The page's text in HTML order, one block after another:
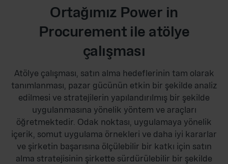
Ortağımız Power in
Procurement ile atölye
çalışması
Atölye çalışması, satın alma hedeflerinin tam olarak
tanımlanması, pazar gücünün etkin bir şekilde analiz
edilmesi ve stratejilerin yapılandırılmış bir şekilde
uygulanmasına yönelik yöntem ve araçları
öğretmektedir. Odak noktası, uygulamaya yönelik
içerik, somut uygulama örnekleri ve daha iyi kararlar
ve şirketin başarısına ölçülebilir bir katkı için satın
alma stratejisinin şirkette sürdürülebilir bir şekilde